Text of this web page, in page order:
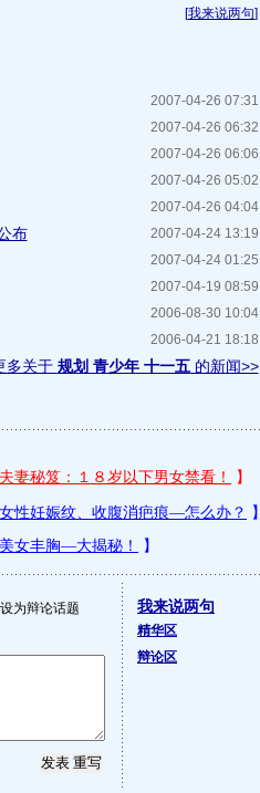
[我来说两句]
2007-04-26 07:31
2007-04-26 06:32
2007-04-26 06:06
2007-04-26 05:02
2007-04-26 04:04
2007-04-24 13:19
布
2007-04-24 01:25
2007-04-19 08:59
2006-08-30 10:04
2006-04-21 18:18
多关于 规划 青少年 十一五的新闻>>
设为辩论话题 我来说两句
精华区
辩论区